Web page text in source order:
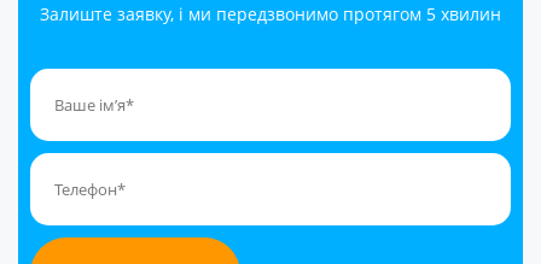
Залиште заявку, і ми передзвонимо протягом 5 хвилин